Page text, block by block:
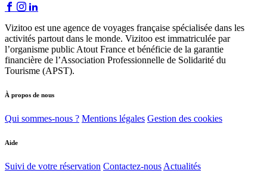
Vizitoo est une agence de voyages française spécialisée dans les
activités partout dans le monde. Vizitoo est immatriculée par
l’organisme public Atout France et bénéficie de la garantie
financière de l’Association Professionnelle de Solidarité du
Tourisme (APST).
À propos de nous
Qui sommes-nous ? Mentions légales Gestion des cookies
Aide
Suivi de votre réservation Contactez-nous Actualités